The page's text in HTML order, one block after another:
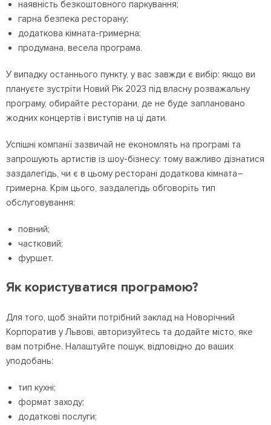
наявність безкоштовного паркування;
гарна безпека ресторану;
додаткова кімната-гримерна;
продумана, весела програма.
У випадку останнього пункту, у вас завжди є вибір: якщо ви
плануєте зустріти Новий Рік 2023 під власну розважальну
програму, обирайте ресторани, де не буде заплановано
жодних концертів і виступів на ці дати.
Успішні компанії зазвичай не економлять на програмі та
запрошують артистів із шоу-бізнесу: тому важливо дізнатися
заздалегідь, чи є в цьому ресторані додаткова кімната–
гримерна. Крім цього, заздалегідь обговоріть тип
обслуговування:
повний;
частковий;
фуршет.
Як користуватися програмою?
Для того, щоб знайти потрібний заклад на Новорічний
Корпоратив у Львові, авторизуйтесь та додайте місто, яке
вам потрібне. Налаштуйте пошук, відповідно до ваших
уподобань:
тип кухні;
формат заходу;
додаткові послуги;